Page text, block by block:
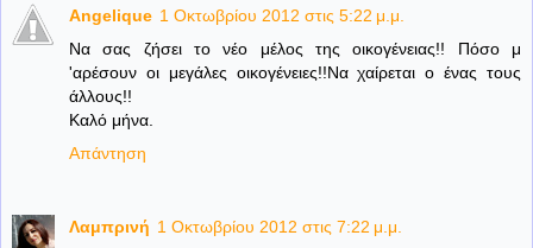
Angelique 1 Οκτωβρίου 2012 στις 5:22 μ.μ.
Να σας ζήσει το νέο μέλος της οικογένειας!! Πόσο μ
'αρέσουν οι μεγάλες οικογένειες!!Να χαίρεται ο ένας τους
άλλους!!
Καλό μήνα.
Απάντηση
Λαμπρινή 1 Οκτωβρίου 2012 στις 7:22 μ.μ.